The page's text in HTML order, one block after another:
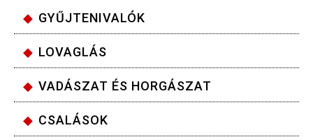
GYŰJTENIVALÓK
LOVAGLÁS
VADÁSZAT ÉS HORGÁSZAT
CSALÁSOK